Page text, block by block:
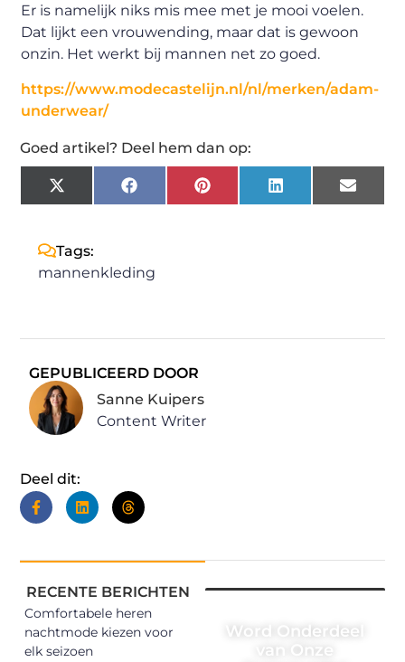
Er is namelijk niks mis mee met je mooi voelen.
Dat lijkt een vrouwending, maar dat is gewoon
onzin. Het werkt bij mannen net zo goed.
https://www.modecastelijn.nl/nl/merken/adam-
underwear/
Goed artikel? Deel hem dan op:
X
(Twitter)
FacebookPinterestLinkedIn Email
Tags:
mannenkleding
GEPUBLICEERD DOOR
Sanne Kuipers
Content Writer
Deel dit:
RECENTE BERICHTEN
Comfortabele heren
nachtmode kiezen voor
elk seizoen
Word Onderdeel
van Onze